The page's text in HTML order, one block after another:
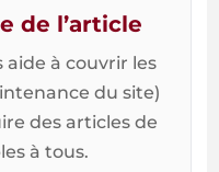
de l’article
à couvrir les
du site)
des articles de
à tous.